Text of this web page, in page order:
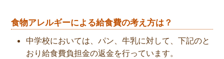
食物アレルギーによる給食費の考え方は？
中学校においては、パン、牛乳に対して、下記のと
おり給食費負担金の返金を行っています。